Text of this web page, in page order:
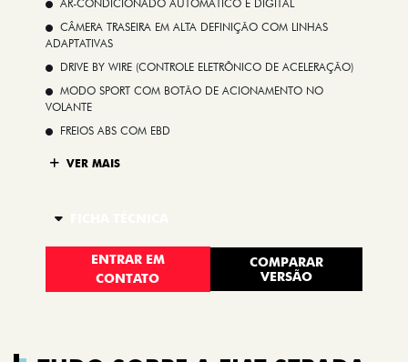
AR-CONDICIONADO AUTOMÁTICO E DIGITAL
CÂMERA TRASEIRA EM ALTA DEFINIÇÃO COM LINHAS
ADAPTATIVAS
DRIVE BY WIRE (CONTROLE ELETRÔNICO DE ACELERAÇÃO)
MODO SPORT COM BOTÃO DE ACIONAMENTO NO
VOLANTE
FREIOS ABS COM EBD
VER MAIS
ENTRAR EM
CONTATO
COMPARAR
VERSÃO